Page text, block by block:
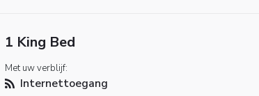
1 King Bed
Met uw verblijf:
Internettoegang